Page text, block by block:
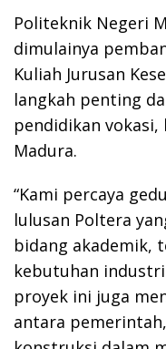
Politeknik Negeri
dimulainya
Kuliah Jurusan
langkah penting
pendidikan vokasi,
Madura.
“Kami percaya
lulusan Poltera
bidang akademik,
kebutuhan
proyek ini juga
antara